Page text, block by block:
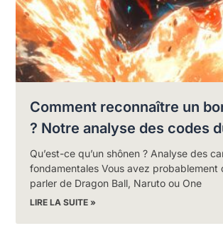
Comment reconnaître un
? Notre analyse des codes
Qu’est-ce qu’un shônen ? Analyse des
fondamentales Vous avez probablement
parler de Dragon Ball, Naruto ou One
LIRE LA SUITE »